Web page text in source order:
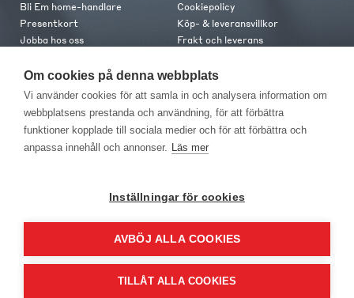
Bli Em home-handlare
Presentkort
Jobba hos oss
Medlemsvillkor
Cookiepolicy
Köp- & leveransvillkor
Frakt och leverans
Kontakt
Kontakta oss
Butiker
Om cookies på denna webbplats
Vi använder cookies för att samla in och analysera information om
webbplatsens prestanda och användning, för att förbättra
funktioner kopplade till sociala medier och för att förbättra och
anpassa innehåll och annonser. Läs mer
Inställningar för cookies
AVBÖJ ALLA COOKIES
TILLÅT ALLA COOKIES